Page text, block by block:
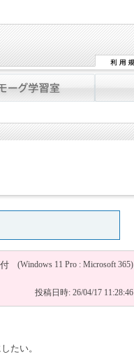
(Windows 11 Pro : Microsoft 365)
投稿日時: 26/04/17 11:28:46
たい。